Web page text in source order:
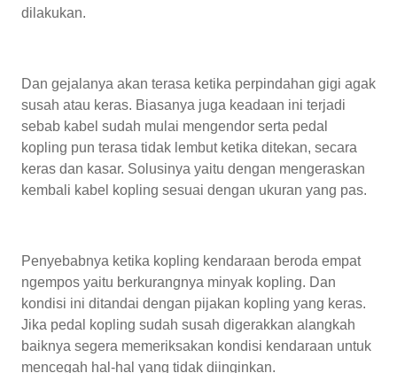
dilakukan.
Dan gejalanya akan terasa ketika perpindahan gigi agak
susah atau keras. Biasanya juga keadaan ini terjadi
sebab kabel sudah mulai mengendor serta pedal
kopling pun terasa tidak lembut ketika ditekan, secara
keras dan kasar. Solusinya yaitu dengan mengeraskan
kembali kabel kopling sesuai dengan ukuran yang pas.
Penyebabnya ketika kopling kendaraan beroda empat
ngempos yaitu berkurangnya minyak kopling. Dan
kondisi ini ditandai dengan pijakan kopling yang keras.
Jika pedal kopling sudah susah digerakkan alangkah
baiknya segera memeriksakan kondisi kendaraan untuk
mencegah hal-hal yang tidak diinginkan.